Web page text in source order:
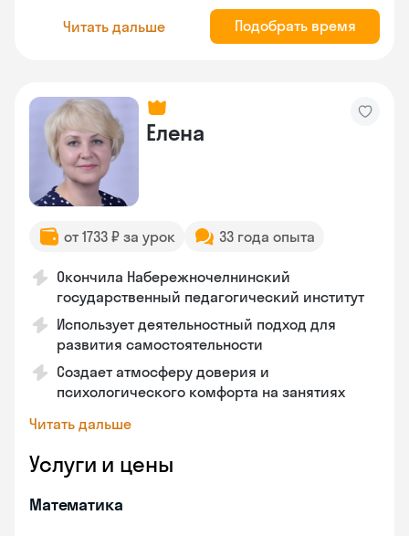
Читать дальше Подобрать время
Елена
от 1733 ₽ за урок 33 года опыта
Окончила Набережночелнинский
государственный педагогический институт
Использует деятельностный подход для
развития самостоятельности
Создает атмосферу доверия и
психологического комфорта на занятиях
Читать дальше
Услуги и цены
Математика